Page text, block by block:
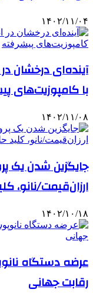
۱۴۰۲/۱۱/۰۴
آینده‌ای درخشان
با کامپوزیت‌های
۱۴۰۲/۱۱/۰۸
جایگزین شدن یک
ارزان‌قیمت/
۱۴۰۲/۱۰/۱۸
عرضه دستگاه‌
رقابت جهانی